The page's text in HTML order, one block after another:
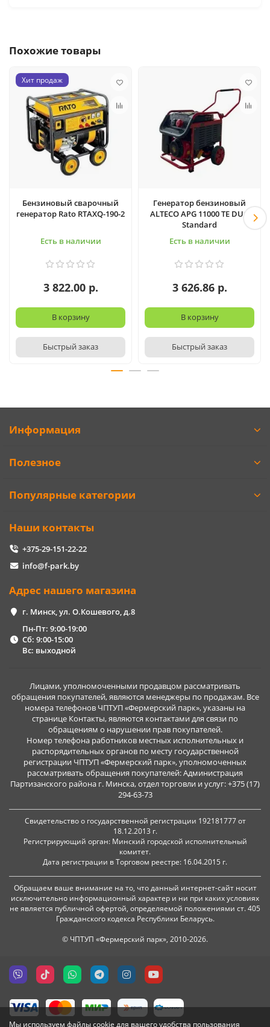
Похожие товары
Хит продаж
Бензиновый сварочный
генератор Rato RTAXQ-190-2
Есть в наличии
3 822.00 р.
В корзину
Быстрый заказ
Генератор бензиновый
ALTECO APG 11000 TE DUO
Standard
Есть в наличии
3 626.86 р.
В корзину
Быстрый заказ
Мы используем файлы cookie для вашего удобства пользования
Информация
Полезное
Популярные категории
Наши контакты
+375-29-151-22-22
info@f-park.by
Адрес нашего магазина
г. Минск, ул. О.Кошевого, д.8
Пн-Пт: 9:00-19:00
Сб: 9:00-15:00
Вс: выходной
Лицами, уполномоченными продавцом рассматривать
обращения покупателей, являются менеджеры по продажам. Все
номера телефонов ЧПТУП «Фермерский парк», указаны на
странице Контакты, являются контактами для связи по
обращениям о нарушении прав покупателей.
Номер телефона работников местных исполнительных и
распорядительных органов по месту государственной
регистрации ЧПТУП «Фермерский парк», уполномоченных
рассматривать обращения покупателей: Администрация
Партизанского района г. Минска, отдел торговли и услуг: +375 (17)
294-63-73
Свидетельство о государственной регистрации 192181777 от
18.12.2013 г.
Регистрирующий орган: Минский городской исполнительный
комитет.
Дата регистрации в Торговом реестре: 16.04.2015 г.
Обращаем ваше внимание на то, что данный интернет-сайт носит
исключительно информационный характер и ни при каких условиях
не является публичной офертой, определяемой положениями ст. 405
Гражданского кодекса Республики Беларусь.
© ЧПТУП «Фермерский парк», 2010-2026.